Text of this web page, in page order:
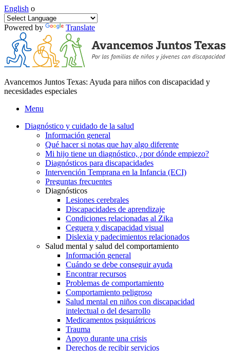
English o
Powered by Translate
Avancemos Juntos Texas: Ayuda para niños con discapacidad y
necesidades especiales
Menu
Diagnóstico y cuidado de la salud
Información general
Qué hacer si notas que hay algo diferente
Mi hijo tiene un diagnóstico, ¿por dónde empiezo?
Diagnósticos para discapacidades
Intervención Temprana en la Infancia (ECI)
Preguntas frecuentes
Diagnósticos
Lesiones cerebrales
Discapacidades de aprendizaje
Condiciones relacionadas al Zika
Ceguera y discapacidad visual
Dislexia y padecimientos relacionados
Salud mental y salud del comportamiento
Información general
Cuándo se debe conseguir ayuda
Encontrar recursos
Problemas de comportamiento
Comportamiento peligroso
Salud mental en niños con discapacidad
intelectual o del desarrollo
Medicamentos psiquiátricos
Trauma
Apoyo durante una crisis
Derechos de recibir servicios